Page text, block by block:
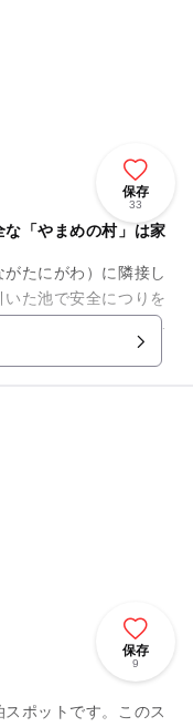
保存
33
「やまめの村」は家
たにがわ）に隣接し
た池で安全につりを
回転しながら流れ、
保存
9
ポットです。このス